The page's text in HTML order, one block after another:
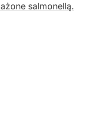
salmonellą.